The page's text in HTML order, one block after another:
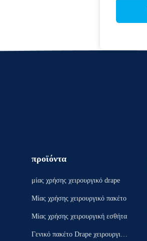
προϊόντα
μίας χρήσης χειρουργικό drape
Μίας χρήσης χειρουργικό πακέτο
Μίας χρήσης χειρουργική εσθήτα
Γενικό πακέτο Drape χειρουργικώ